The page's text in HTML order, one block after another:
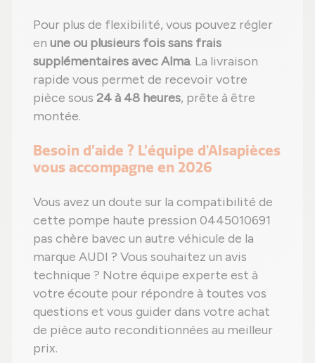
Pour plus de flexibilité, vous pouvez régler
en une ou plusieurs fois sans frais
supplémentaires avec Alma. La livraison
rapide vous permet de recevoir votre
pièce sous 24 à 48 heures, prête à être
montée.
Besoin d’aide ? L’équipe d'Alsapièces
vous accompagne en 2026
Vous avez un doute sur la compatibilité de
cette pompe haute pression 0445010691
pas chère bavec un autre véhicule de la
marque AUDI ? Vous souhaitez un avis
technique ? Notre équipe experte est à
votre écoute pour répondre à toutes vos
questions et vous guider dans votre achat
de pièce auto reconditionnées au meilleur
prix.